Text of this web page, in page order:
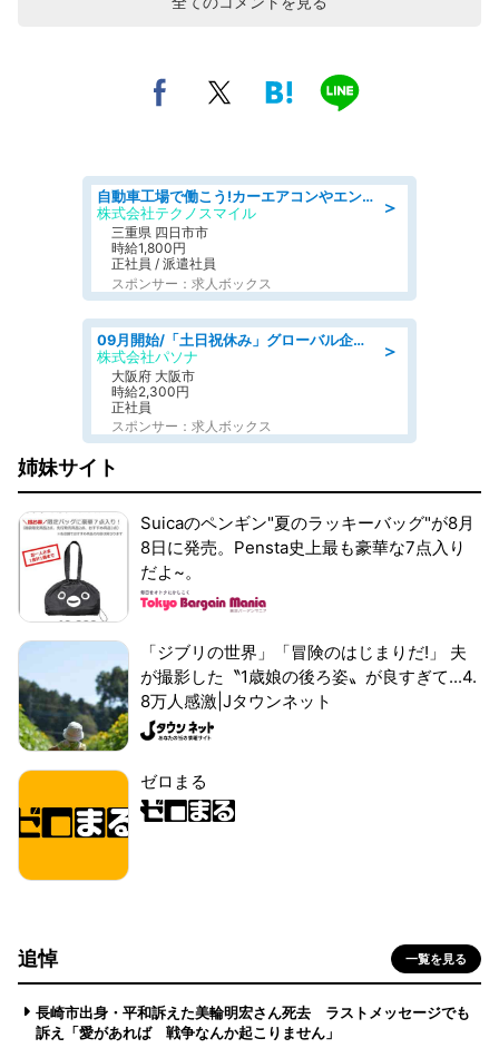
＞
自動車工場で働こう!カーエアコンやエンジンの製造・加工業務/寮完備 denso aichi
株式会社テクノスマイル
三重県 四日市市
時給1,800円
正社員 / 派遣社員
スポンサー：求人ボックス
＞
09月開始/「土日祝休み」グローバル企業での産業保健のお仕事/保健師/高時給/残業なし/服装自由
株式会社パソナ
大阪府 大阪市
時給2,300円
正社員
スポンサー：求人ボックス
姉妹サイト
Suicaのペンギン"夏のラッキーバッグ"が8月
8日に発売。Pensta史上最も豪華な7点入り
だよ~。
「ジブリの世界」「冒険のはじまりだ!」 夫
が撮影した〝1歳娘の後ろ姿〟が良すぎて...4.
8万人感激|Jタウンネット
ゼロまる
追悼 一覧を見る
長崎市出身・平和訴えた美輪明宏さん死去 ラストメッセージでも
訴え「愛があれば 戦争なんか起こりません」